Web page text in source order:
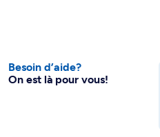
Besoin d’aide?
On est là pour vous!